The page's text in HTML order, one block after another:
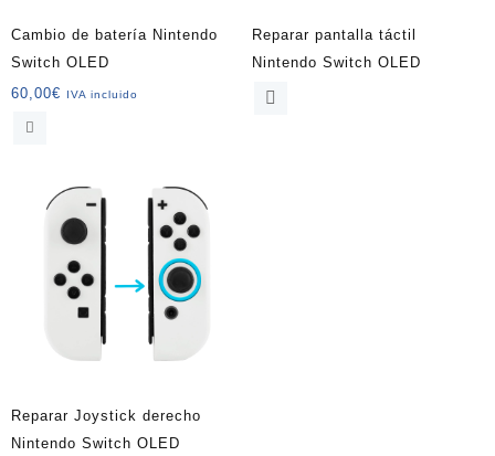
Cambio de batería Nintendo
Switch OLED
60,00€ IVA incluido
Reparar pantalla táctil
Nintendo Switch OLED
Reparar Joystick derecho
Nintendo Switch OLED